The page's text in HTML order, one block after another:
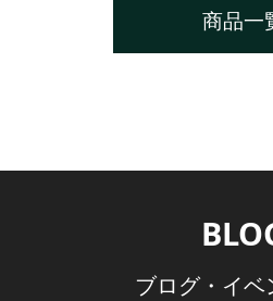
商品一
ブログ・イベ